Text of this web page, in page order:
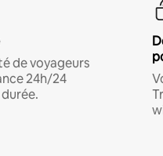
de voyageurs
24h/24